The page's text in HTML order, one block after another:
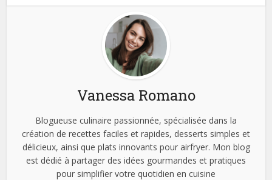
Vanessa Romano
Blogueuse culinaire passionnée, spécialisée dans la
création de recettes faciles et rapides, desserts simples et
délicieux, ainsi que plats innovants pour airfryer. Mon blog
est dédié à partager des idées gourmandes et pratiques
pour simplifier votre quotidien en cuisine